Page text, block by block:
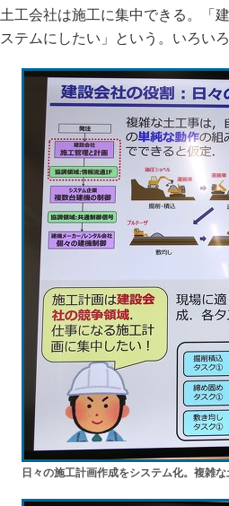
土工会社は施工に集中できる。「
ステムにしたい」という。いろい
日々の施工計画作成をシステム化。複雑